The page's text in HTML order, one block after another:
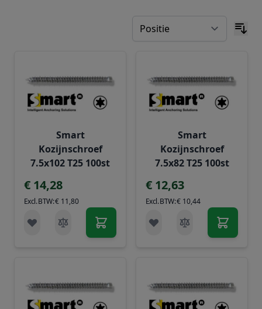
Smart
Kozijnschroef
7.5x102 T25 100st
€ 14,28
€ 11,80
Smart
Kozijnschroef
7.5x82 T25 100st
€ 12,63
€ 10,44